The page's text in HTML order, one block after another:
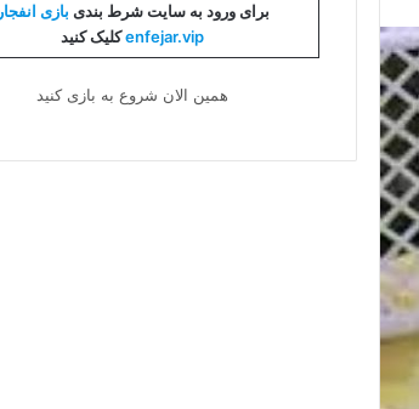
برای ورود به سایت شرط بندی بازی انفجار
enfejar.vipکلیک کنید
همین الان شروع به بازی کنید